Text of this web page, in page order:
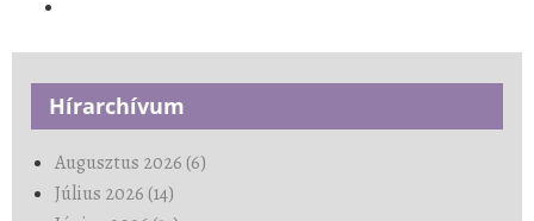
Hírarchívum
Augusztus 2026 (6)
Július 2026 (14)